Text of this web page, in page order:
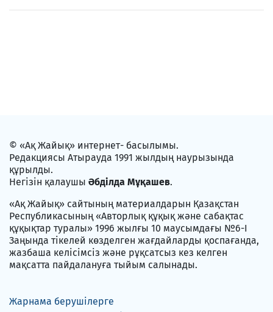
© «Ақ Жайық» интернет- басылымы.
Редакциясы Атырауда 1991 жылдың наурызында
құрылды.
Негізін қалаушы Әбділда Мұқашев.
«Ақ Жайық» сайтының материалдарын Қазақстан
Республикасының «Авторлық құқық және сабақтас
құқықтар туралы» 1996 жылғы 10 маусымдағы №6-I
Заңында тікелей көзделген жағдайларды қоспағанда,
жазбаша келісімсіз және рұқсатсыз кез келген
мақсатта пайдалануға тыйым салынады.
Жарнама берушілерге